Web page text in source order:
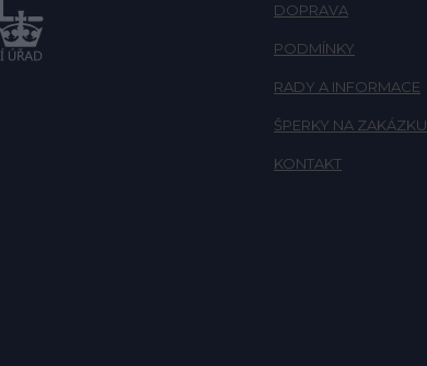
DOPRAVA
PODMÍNKY
RADY A INFORMACE
ŠPERKY NA ZAKÁZKU
KONTAKT